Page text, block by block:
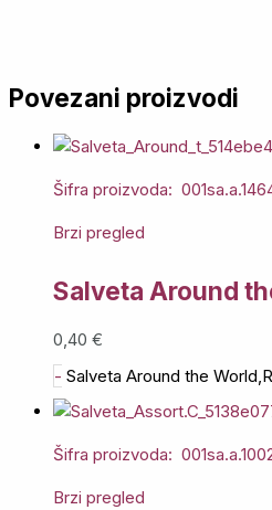
Povezani proizvodi
Šifra proizvoda:
Brzi pregled
Salveta Around
0,40 €
- Salveta Around the
Šifra proizvoda:
Brzi pregled